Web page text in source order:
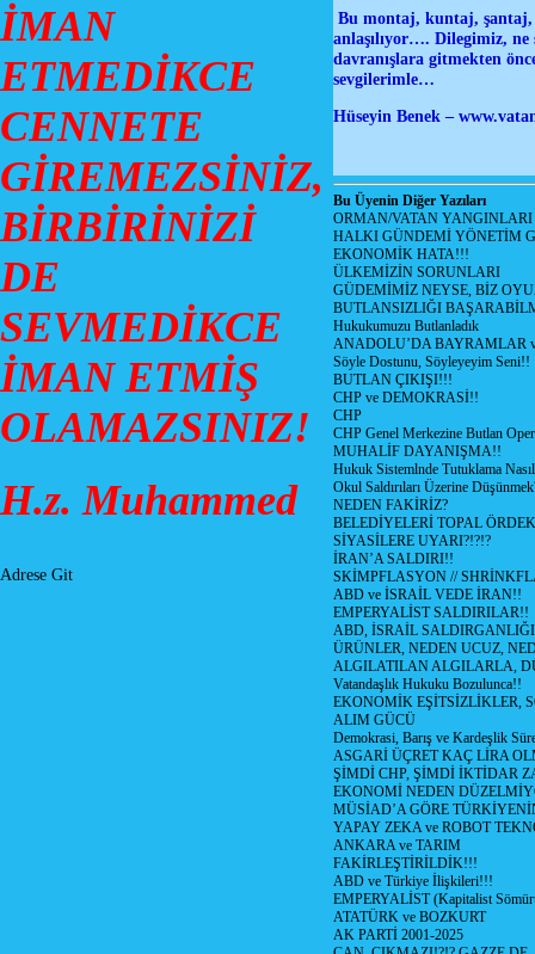
İMAN
ETMEDİKCE
CENNETE
GİREMEZSİNİZ,
BİRBİRİNİZİ
DE
SEVMEDİKCE
İMAN ETMİŞ
OLAMAZSINIZ!
H.z. Muhammed
Adrese Git
Bu montaj, kuntaj, şantaj,
anlaşılıyor…. Dilegimiz, ne
davranışlara gitmekten
sevgilerimle…
Hüseyin Benek –
Bu Üyenin Diğer Yazıları
ORMAN/VATAN
HALKI GÜNDEMİ YÖNETİM
EKONOMİK HATA!!!
ÜLKEMİZİN SORUNLARI
GÜDEMİMİZ NEYSE, BİZ
BUTLANSIZLIĞI
Hukukumuzu Butlanladık
ANADOLU’DA BAYRAMLAR
Söyle Dostunu, Söyleyeyim Seni!!
BUTLAN ÇIKIŞI!!!
CHP ve DEMOKRASİ!!
CHP
CHP Genel Merkezine Butlan
MUHALİF DAYANIŞMA!!
Hukuk Sistemlnde Tutuklama
Okul Saldırıları Üzerine
NEDEN FAKİRİZ?
BELEDİYELERİ TOPAL
SİYASİLERE UYARI?!?!?
İRAN’A SALDIRI!!
SKİMPFLASYON //
ABD ve İSRAİL VEDE İRAN!!
EMPERYALİST SALDIRILAR!!
ABD, İSRAİL SALDIRGANLIĞI
ÜRÜNLER, NEDEN UCUZ,
ALGILATILAN ALGILARLA,
Vatandaşlık Hukuku Bozulunca!!
EKONOMİK EŞİTSİZLİKLER,
ALIM GÜCÜ
Demokrasi, Barış ve Kardeşlik
ASGARİ ÜÇRET KAÇ LİRA
ŞİMDİ CHP, ŞİMDİ İKTİDAR
EKONOMİ NEDEN
MÜSİAD’A GÖRE
YAPAY ZEKA ve ROBOT
ANKARA ve TARIM
FAKİRLEŞTİRİLDİK!!!
ABD ve Türkiye İlişkileri!!!
EMPERYALİST (Kapitalist
ATATÜRK ve BOZKURT
AK PARTİ 2001-2025